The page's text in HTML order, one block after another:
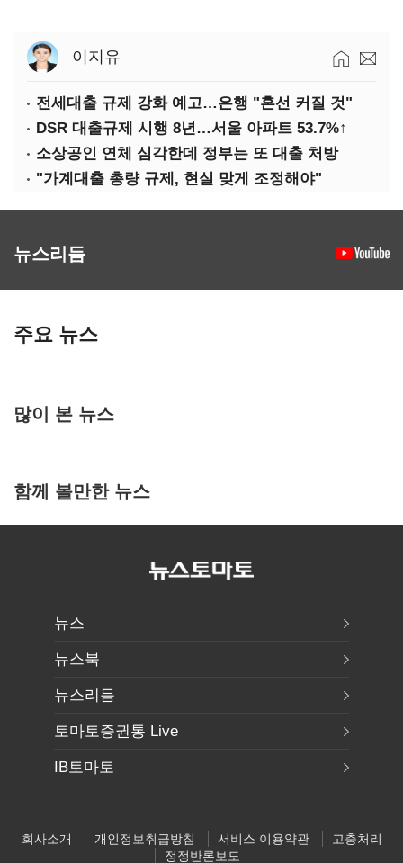
이지유
전세대출 규제 강화 예고…은행 "혼선 커질 것"
DSR 대출규제 시행 8년…서울 아파트 53.7%↑
소상공인 연체 심각한데 정부는 또 대출 처방
"가계대출 총량 규제, 현실 맞게 조정해야"
뉴스리듬
주요 뉴스
많이 본 뉴스
함께 볼만한 뉴스
뉴스
뉴스북
뉴스리듬
토마토증권통 Live
IB토마토
회사소개 개인정보취급방침 서비스 이용약관
고충처리
정정반론보도